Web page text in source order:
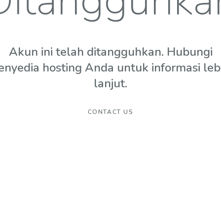
Akun ini telah ditangguhkan. Hubungi
hosting Anda untuk informasi
lanjut.
CONTACT US